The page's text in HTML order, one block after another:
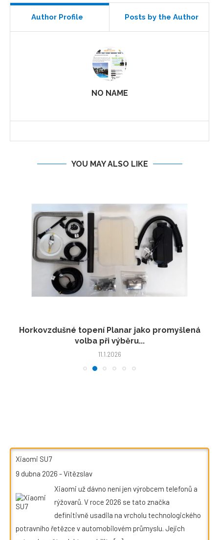
Author Profile Posts by the Author
NO NAME
YOU MAY ALSO LIKE
Horkovzdušné topení Planar jako promyšlená
volba při výběru...
11.1.2026
Xiaomi SU7
9 dubna 2026 -Vítězslav
Xiaomi už dávno není jen výrobcem telefonů a
rýžovarů. V roce 2026 se tato značka
definitivně usadila na vrcholu technologického
potravního řetězce v automobilovém průmyslu. Jejich